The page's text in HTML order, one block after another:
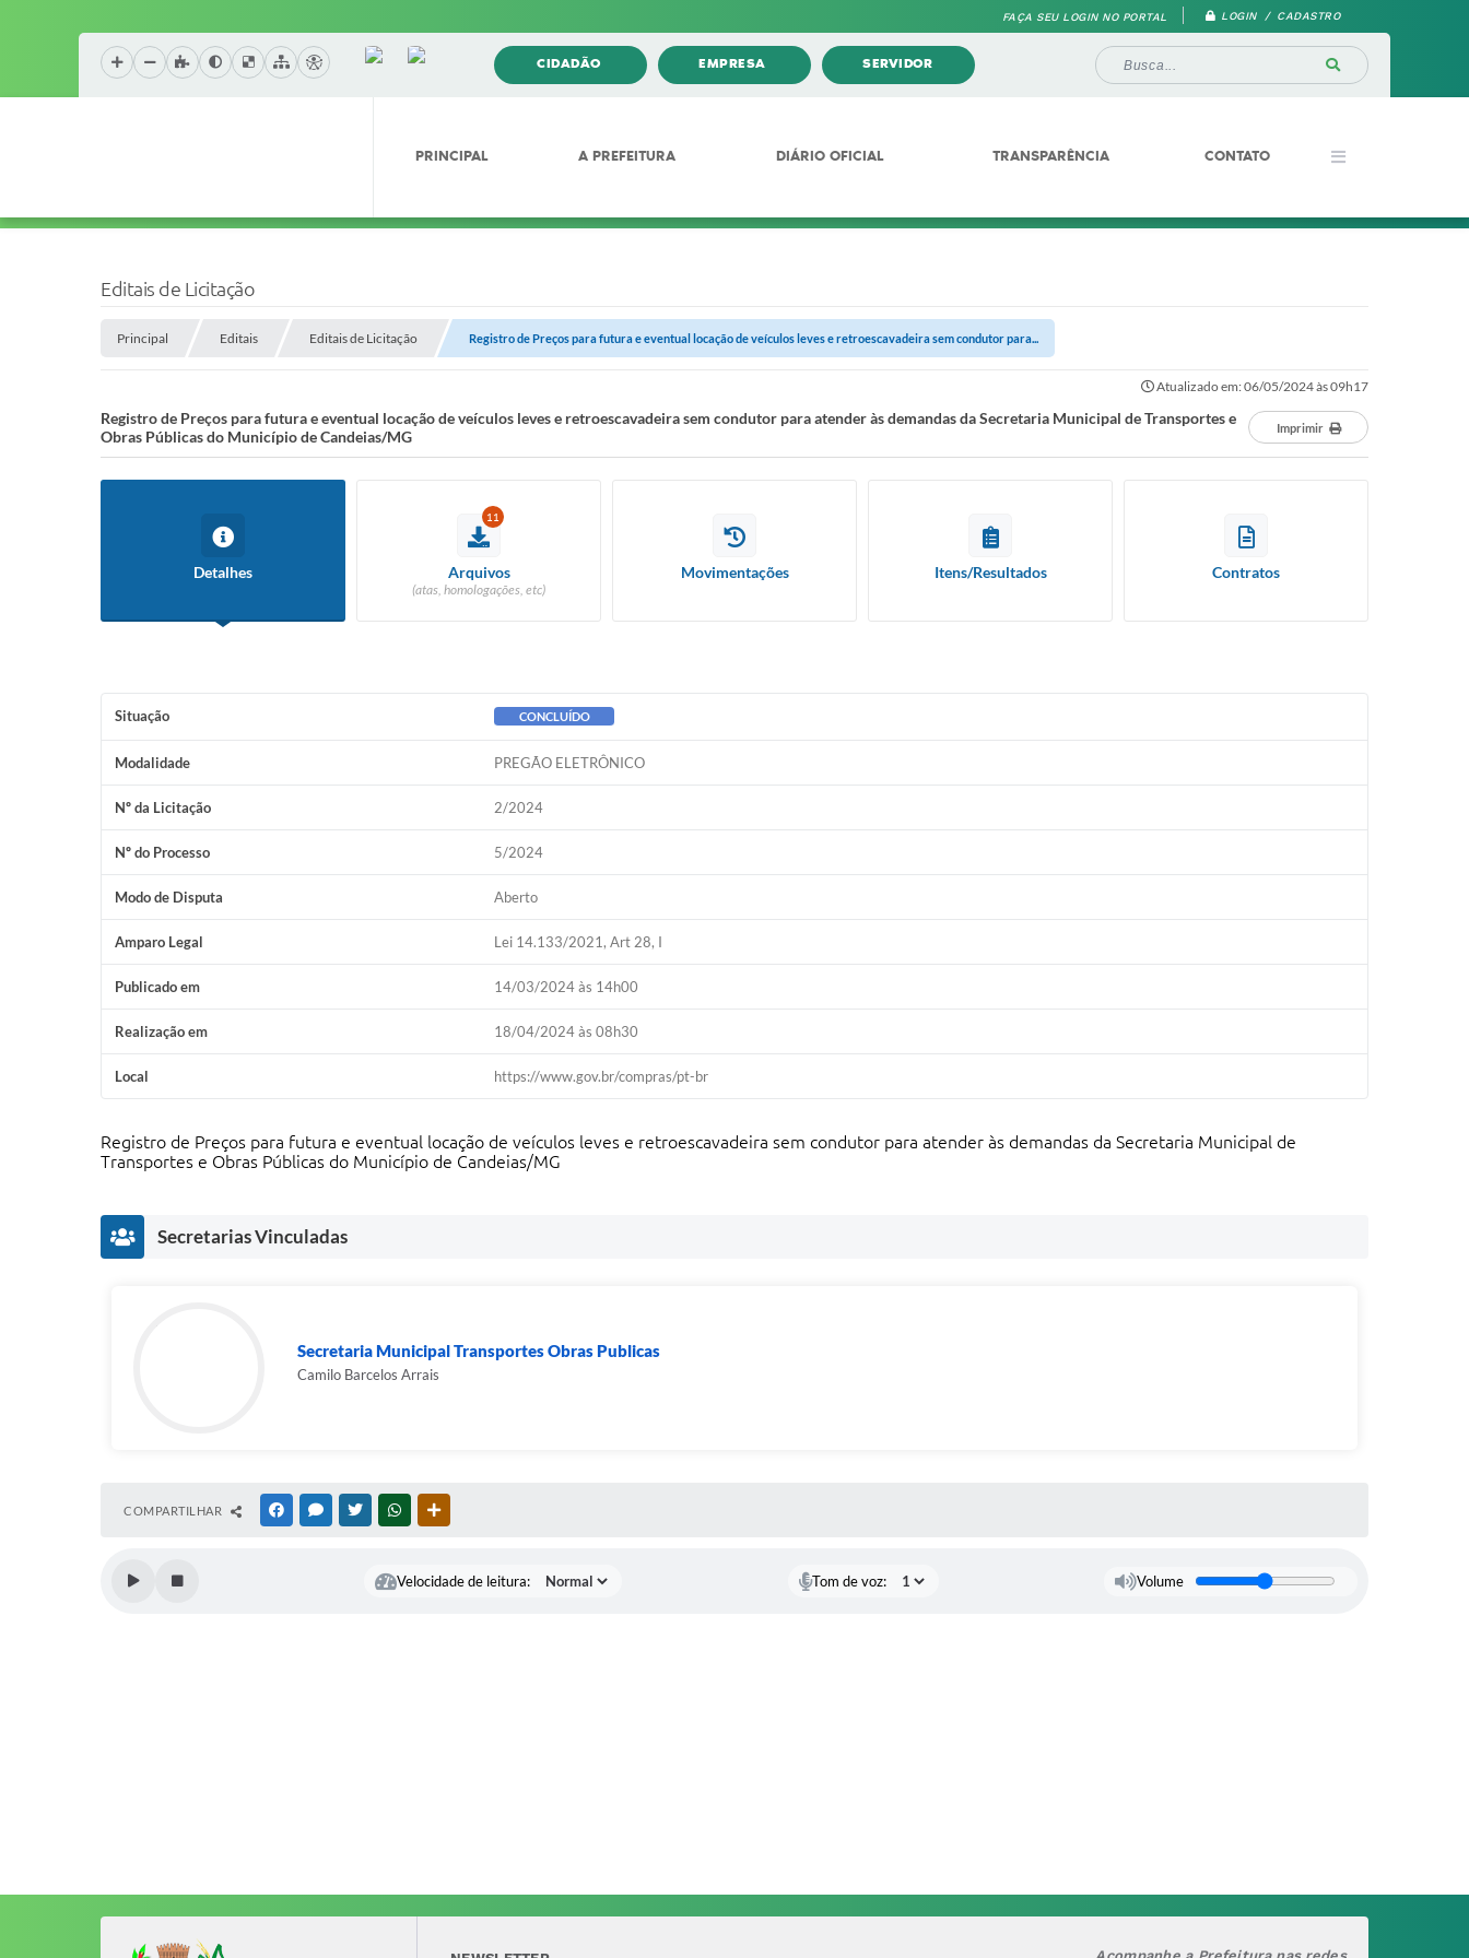
FAÇA SEU LOGIN NO PORTAL LOGIN / CADASTRO
CIDADÃO EMPRESA SERVIDOR
PRINCIPAL A PREFEITURA DIÁRIO OFICIAL TRANSPARÊNCIA CONTATO
Editais de Licitação
Principal Editais Editais de Licitação Registro de Preços para futura e eventual locação de veículos leves e retroescavadeira sem condutor para...
Atualizado em: 06/05/2024 às 09h17
Registro de Preços para futura e eventual locação de veículos leves e retroescavadeira sem condutor para atender às demandas da Secretaria Municipal de Transportes e
Obras Públicas do Município de Candeias/MG
Imprimir
Detalhes
11
Arquivos
(atas, homologações, etc)
Movimentações Itens/Resultados Contratos
Situação CONCLUÍDO
Modalidade PREGÃO ELETRÔNICO
Nº da Licitação 2/2024
Nº do Processo 5/2024
Modo de Disputa Aberto
Amparo Legal Lei 14.133/2021, Art 28, I
Publicado em 14/03/2024 às 14h00
Realização em 18/04/2024 às 08h30
Local https://www.gov.br/compras/pt-br
Registro de Preços para futura e eventual locação de veículos leves e retroescavadeira sem condutor para atender às demandas da Secretaria Municipal de
Transportes e Obras Públicas do Município de Candeias/MG
Secretarias Vinculadas
Secretaria Municipal Transportes Obras Publicas
Camilo Barcelos Arrais
COMPARTILHAR FACEBOOKMESSENGER
TWITTERWHATSAPP
Velocidade de leitura: Tom de voz: Volume
Acompanhe a Prefeitura nas redes